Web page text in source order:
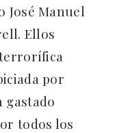
José Manuel
Ellos
por
gastado
todos los